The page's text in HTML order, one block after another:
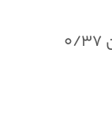
اینورتر تکفاز 220 ولت سری P توان 0/37